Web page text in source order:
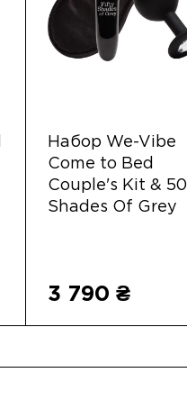
Набор We-Vibe
Come to Bed
Couple's Kit & 50
Shades Of Grey
3 790 ₴